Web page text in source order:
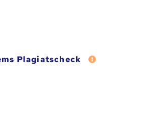
Plagiatscheck Fehler